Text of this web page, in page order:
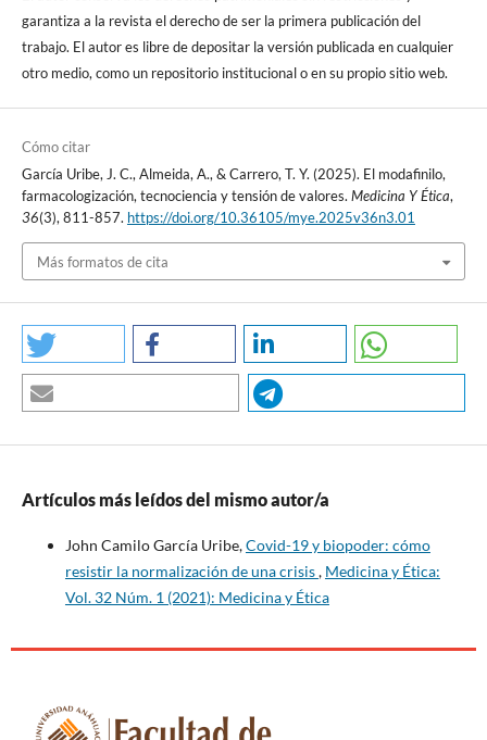
14. Reuters Staff. Cephalon dice fármaco Nuvigil ayuda a tratar el
“jet lag.” Reuters; 2009.
15. Clinicalc.com. Modafinil Drug Usage Statistics, United States,
https://clincalc.com/DrugStats/Drugs/Modafinil
16. Corte del circuito de Richmond. La Commonwealth de
Protección del Consumidor de Virginia, Va. Code §§ 59.1-196 a
59.1-207. [Internet]. 2019. Disponible en:
protection/files/Lawsuits/Teva-Pharmaceuticals-and-cephalon-
Complaint.pdf
17. Corte del distrito de Columbia. Complaint for injuctive relief.
entre los estudiantes. El Mundo; 2017.
19. Sáez R. Evolución humana: Prehistoria y origen de la
compasión. Córdoba: Almuzara; 2019.
21. Rodríguez González M. Filosofía de la mente. Primera edición.
Madrid: Ediciones Complutense; 2021.
garantiza a la revista el derecho de ser la primera publicación del
trabajo. El autor es libre de depositar la versión publicada en cualquier
otro medio, como un repositorio institucional o en su propio sitio web.
Cómo citar
García Uribe, J. C., Almeida, A., & Carrero, T. Y. (2025). El modafinilo,
farmacologización, tecnociencia y tensión de valores. Medicina Y Ética,
36(3), 811-857. https://doi.org/10.36105/mye.2025v36n3.01
Más formatos de cita
Artículos más leídos del mismo autor/a
John Camilo García Uribe,Covid-19 y biopoder: cómo
resistir la normalización de una crisis, Medicina y Ética:
Vol. 32 Núm. 1 (2021): Medicina y Ética